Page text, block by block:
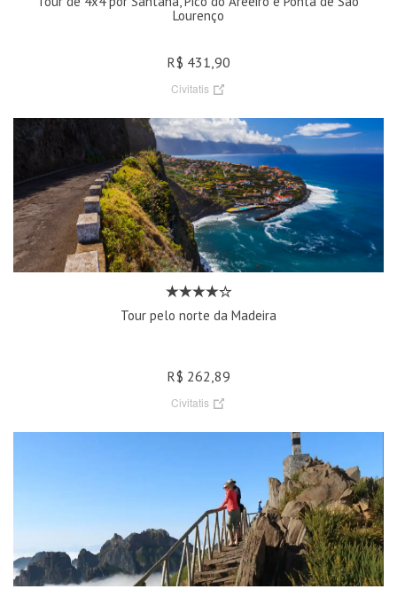
Lourenço
R$ 431,90
Civitatis
Tour pelo norte da Madeira
R$ 262,89
Civitatis